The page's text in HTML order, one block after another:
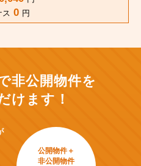
ス 0 円
非公開物件を
けます！
公開物件＋
非公開物件